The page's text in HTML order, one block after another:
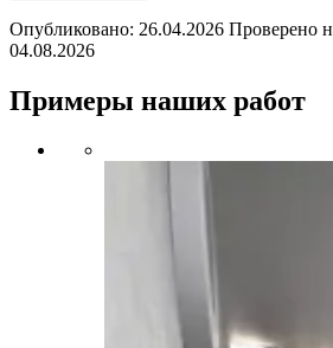
Опубликовано: 26.04.2026 Проверено
04.08.2026
Примеры наших работ